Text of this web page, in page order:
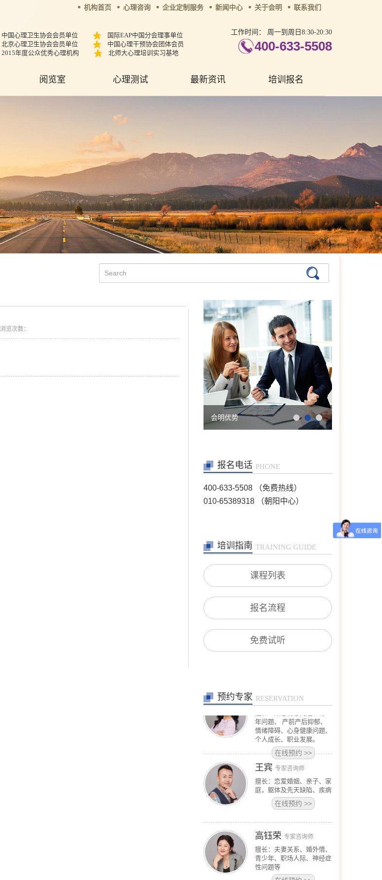
机构首页 心理咨询 企业定制服务 新闻中心 关于会明 联系我们
中国心理卫生协会会员单位
国际EAP中国分会理事单位
北京心理卫生协会会员单位
中国心理干预协会团体会员
2015年度公众优秀心理机构
北师大心理培训实习基地
工作时间： 周一到周日8:30-20:30
400-633-5508
阅览室 心理测试 最新资讯 培训报名
浏览次数：
会明优势
报名电话 PHONE
400-633-5508 （免费热线）
010-65389318 （朝阳中心）
培训指南 TRAINING GUIDE
课程列表
报名流程
免费试听
预约专家 RESERVATION
张艳萍首席咨询师
擅长：儿童青少年、亲子沟
通与亲职教育、恋爱婚姻与
亲密关系
在线预约 >>
孙月芬 首席咨询师
擅长:全面，婚恋、情绪、
躯体化、亲子、个人等
在线预约 >>
擅长：亲子、青少年、神经
症、婚恋情感、个人成长等
在线预约
系、情感问题等
在线预约>>
王芳
擅长：情绪情感(情绪困
扰、自我冲突、自我发展、
人际关系等)；婚恋家庭(恋
爱失恋、夫妻沟通、婆媳关
系、婚外情等)；青少年咨
沈莉首席咨询师
年问题、 产前产后抑郁、
情绪障碍、心身健康问题、
个人成长、职业发展。
在线预约>>
王宾 专家咨询师
擅长：恋爱婚姻、亲子、家
庭，躯体及先天缺陷、疾病
在线预约>>
高钰荣 专家咨询师
擅长：夫妻关系、婚外情、
青少年、职场人际、神经症
性问题等